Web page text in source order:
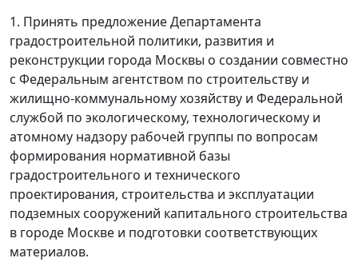
1. Принять предложение Департамента
градостроительной политики, развития и
реконструкции города Москвы о создании совместно
с Федеральным агентством по строительству и
жилищно-коммунальному хозяйству и Федеральной
службой по экологическому, технологическому и
атомному надзору рабочей группы по вопросам
формирования нормативной базы
градостроительного и технического
проектирования, строительства и эксплуатации
подземных сооружений капитального строительства
в городе Москве и подготовки соответствующих
материалов.